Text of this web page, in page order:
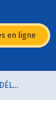
en ligne
LA CARTE DE FIDÉLITÉ